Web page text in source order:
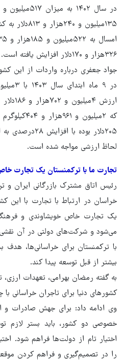
۱۳۵میلیون و
۳۲۶هزار و ۱۷۰دلار افزایش یافته است.
جواد جعفری درباره واردات از این
ارزش
لحاظ ارزشی مواجه شده است.
تجارت ما با ترکمنستان یک تجارت
رئیس اتاق مشترک بازرگانی ایران و
خراسان در ارتباط با تجارت با این
یک تجارت خاص خویشاوندی و
می‌شود و شرکت‌های دولتی در آن نقشی
با ترکمنستان برای خراسانی‌ها،
بیشتر از قبل توسعه پیدا کند.
به گفته رمضان بهرامی، تعهدات
کشورهای دنیا برای تاجران خراسانی
وی ادامه داد: برای جهش صادرات و
خصوصی دو کشور، باید بستر لازم
اختیار تام از دولت‌ها فراهم شود.
را در تصمیم‌گیری و فراهم کردن